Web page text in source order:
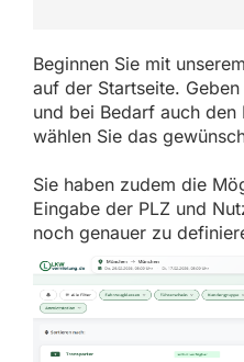
Beginnen Sie mit
auf der Startseite.
und bei Bedarf auch den
wählen Sie das
Sie haben zudem die
Eingabe der PLZ und
noch genauer zu